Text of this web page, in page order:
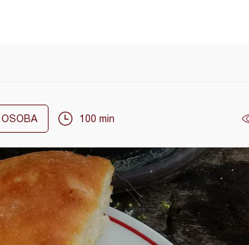
OSOBA 100 min